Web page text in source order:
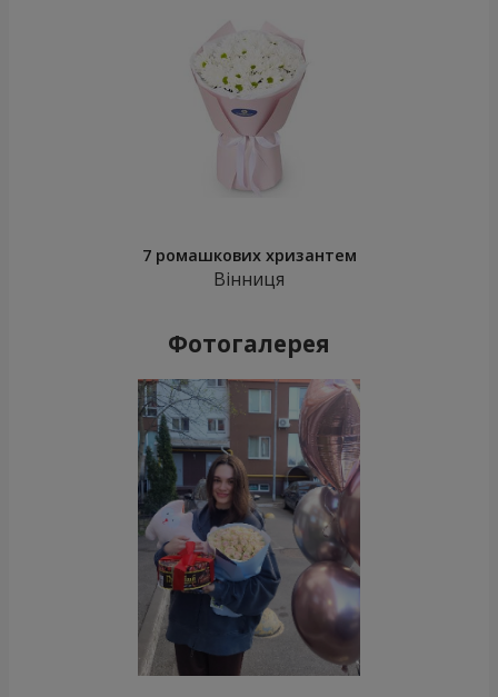
7 ромашкових хризантем
Вінниця
Фотогалерея